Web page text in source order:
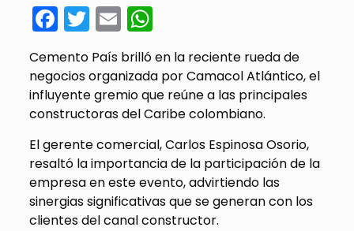
Facebook
Twitter
EmailWhatsApp
Cemento País brilló en la reciente rueda de
negocios organizada por Camacol Atlántico, el
influyente gremio que reúne a las principales
constructoras del Caribe colombiano.
El gerente comercial, Carlos Espinosa Osorio,
resaltó la importancia de la participación de la
empresa en este evento, advirtiendo las
sinergias significativas que se generan con los
clientes del canal constructor.